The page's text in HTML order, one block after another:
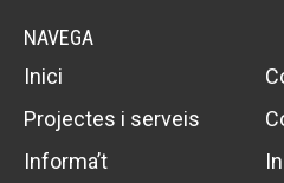
NAVEGA
Inici
Projectes i serveis
Informa’t